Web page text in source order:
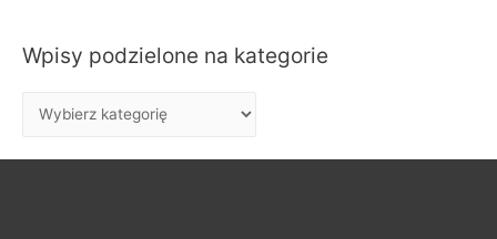
kWpisy podzielone na kategorie